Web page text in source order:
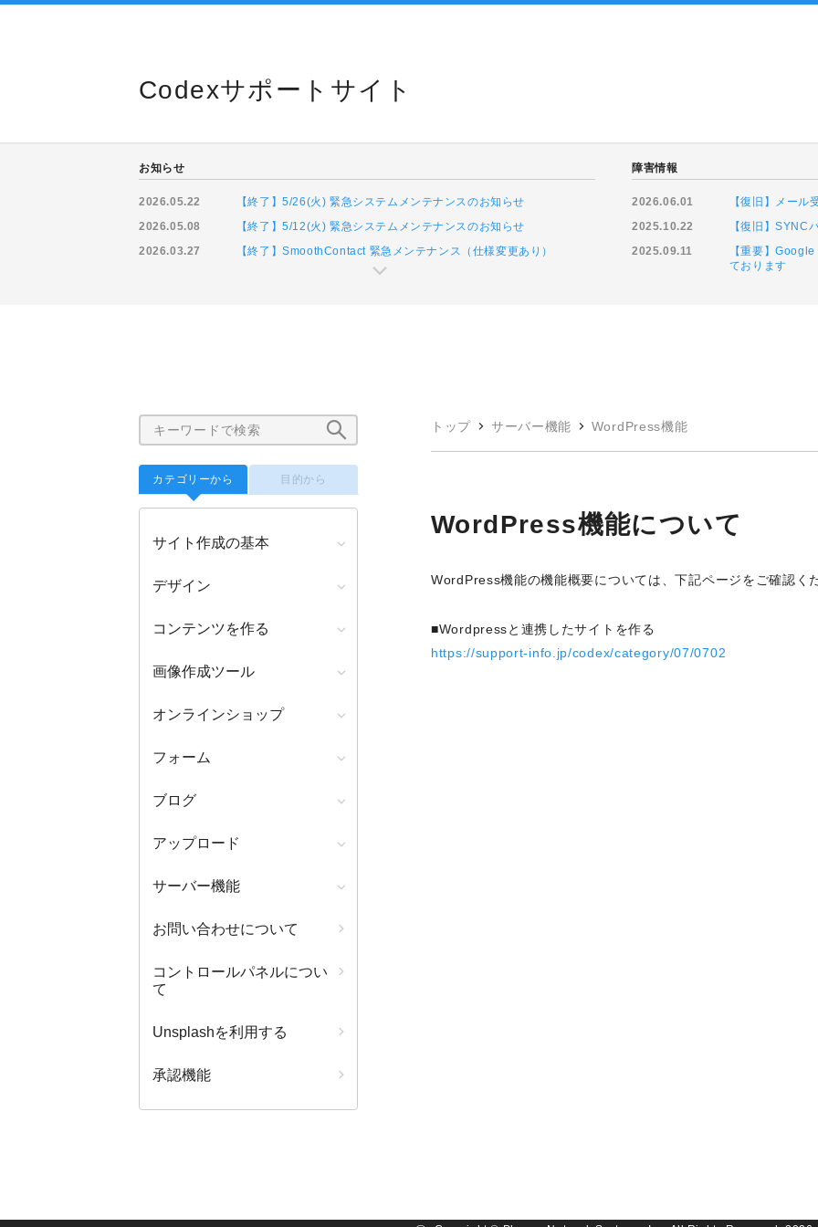
Codexサポートサイト
お知らせ
2026.05.22
【終了】5/26(火) 緊急システムメンテナンスのお知らせ
2026.05.08
【終了】5/12(火) 緊急システムメンテナンスのお知らせ
2026.03.27
【終了】SmoothContact 緊急メンテナンス（仕様変更あり）
障害情報
2026.06.01
【復旧】メー
2025.10.22
【復旧】SYNC
2025.09.11
【重要】
ております
トップ サーバー機能 WordPress機能
WordPress機能について
WordPress機能の機能概要については、下記ページをご確認く
■Wordpressと連携したサイトを作る
https://support-info.jp/codex/category/07/0702
カテゴリーから 目的から
サイト作成の基本
デザイン
コンテンツを作る
画像作成ツール
オンラインショップ
フォーム
ブログ
アップロード
サーバー機能
お問い合わせについて
コントロールパネルについ
て
Unsplashを利用する
承認機能